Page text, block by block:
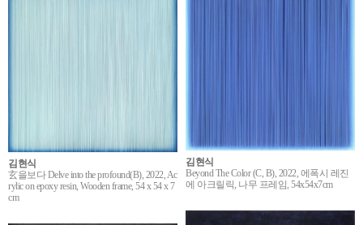
김현식
玄을보다 Delve into the profound(B), 2022, Ac
rylic on epoxy resin, Wooden frame, 54 x 54 x 7
cm
김현식
Beyond The Color (C, B), 2022, 에폭시 레진
에 아크릴릭, 나무 프레임, 54x54x7cm